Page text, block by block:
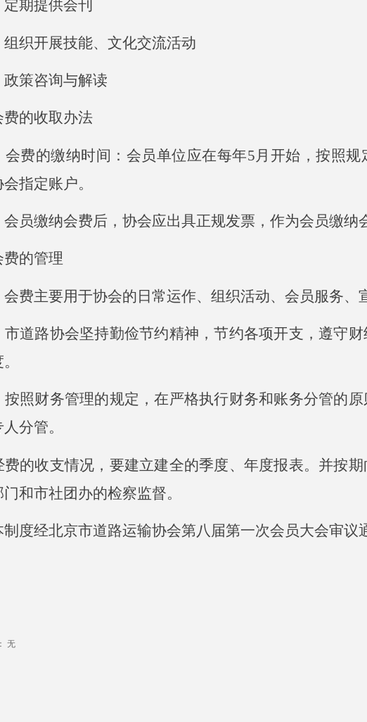
定期提供会刊
组织开展技能、文化交流活动
政策咨询与解读
费的收取办法
会费的缴纳时间：会员单位应在每年5月开始，按照
指定账户。
会员缴纳会费后，协会应出具正规发票，作为会员缴纳
的管理
会费主要用于协会的日常运作、组织活动、会员服务、
市道路协会坚持勤俭节约精神，节约各项开支，遵守
按照财务管理的规定，在严格执行财务和账务分管的
分管。
费的收支情况，要建立建全的季度、年度报表。并按
和市社团办的检察监督。
制度经北京市道路运输协会第八届第一次会员大会审议
无